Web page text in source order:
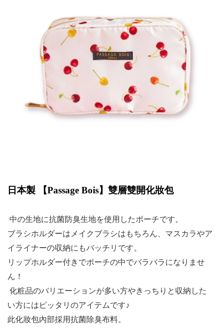
日本製 【Passage Bois】雙層雙開化妝包
中の生地に抗菌防臭生地を使用したポーチです。
ブラシホルダーはメイクブラシはもちろん、マスカラやア
イライナーの収納にもバッチリです。
リップホルダー付きでポーチの中でバラバラになりませ
ん！
化粧品のバリエーションが多い方やきっちりと収納した
い方にはピッタリのアイテムです♪
此化妝包內部採用抗菌除臭布料。